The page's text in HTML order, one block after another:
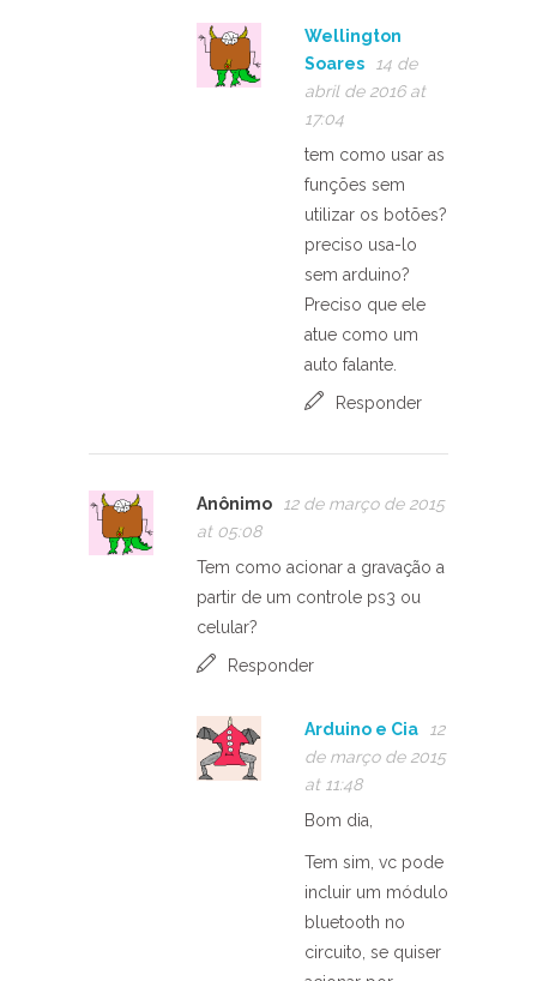
Wellington
Soares
14 de
abril de 2016 at
17:04
tem como usar as
funções sem
utilizar os botões?
preciso usa-lo
sem arduino?
Preciso que ele
atue como um
auto falante.
Responder
Anônimo
12 de março de 2015
at 05:08
Tem como acionar a gravação a
partir de um controle ps3 ou
celular?
Responder
Arduino e Cia
12
de março de 2015
at 11:48
Bom dia,
Tem sim, vc pode
incluir um módulo
bluetooth no
circuito, se quiser